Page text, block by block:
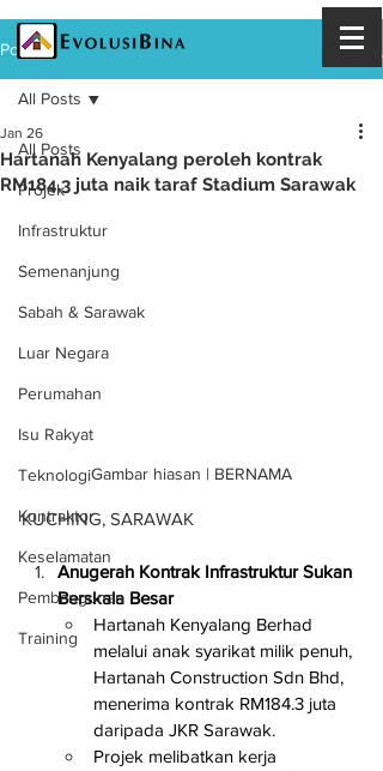
Post
All Posts
Projek
Infrastruktur
Semenanjung
Sabah & Sarawak
Luar Negara
Perumahan
Isu Rakyat
Teknologi
Kontraktor
Keselamatan
Pembangunan
Training
All Posts
Hartanah Kenyalang peroleh kontrak
RM184.3 juta naik taraf Stadium Sarawak
Jan 26
Gambar hiasan | BERNAMA
KUCHING, SARAWAK
Anugerah Kontrak Infrastruktur Sukan
Berskala Besar
Hartanah Kenyalang Berhad
melalui anak syarikat milik penuh,
Hartanah Construction Sdn Bhd,
menerima kontrak RM184.3 juta
daripada JKR Sarawak.
Projek melibatkan kerja